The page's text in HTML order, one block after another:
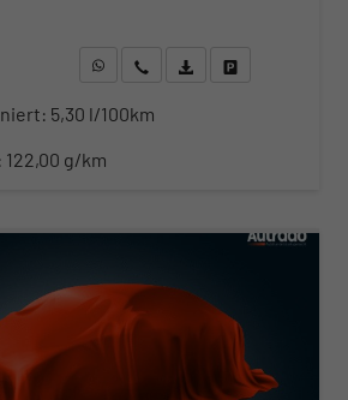
WhatsApp anfragen
Wir rufen Sie anFahrzeugexposé (PDF)
5,30 l/100km
122,00 g/km